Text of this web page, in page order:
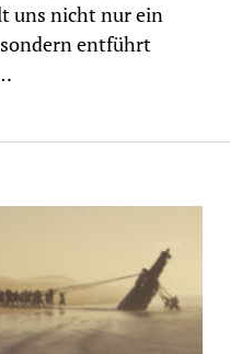
uns nicht nur ein
sondern entführt